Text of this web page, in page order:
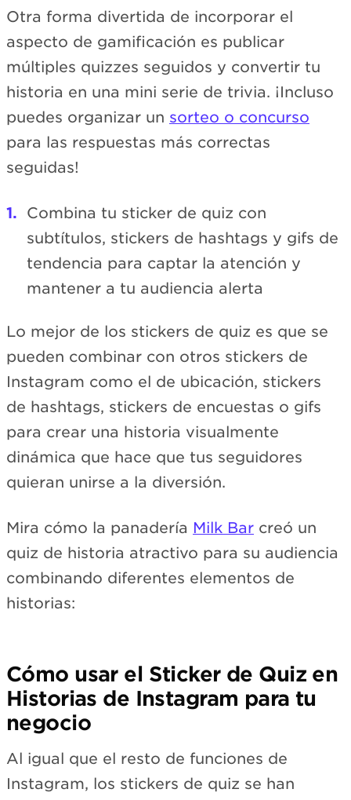
Otra forma divertida de incorporar el
aspecto de gamificación es publicar
múltiples quizzes seguidos y convertir tu
historia en una mini serie de trivia. ¡Incluso
puedes organizar un sorteo o concurso
para las respuestas más correctas
seguidas!
Combina tu sticker de quiz con
subtítulos, stickers de hashtags y gifs de
tendencia para captar la atención y
mantener a tu audiencia alerta
Lo mejor de los stickers de quiz es que se
pueden combinar con otros stickers de
Instagram como el de ubicación, stickers
de hashtags, stickers de encuestas o gifs
para crear una historia visualmente
dinámica que hace que tus seguidores
quieran unirse a la diversión.
Mira cómo la panadería Milk Bar creó un
quiz de historia atractivo para su audiencia
combinando diferentes elementos de
historias:
Cómo usar el Sticker de Quiz en
Historias de Instagram para tu
negocio
Al igual que el resto de funciones de
Instagram, los stickers de quiz se han